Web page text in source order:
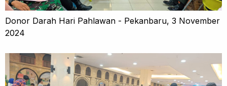
Donor Darah Hari Pahlawan - Pekanbaru, 3 November
2024